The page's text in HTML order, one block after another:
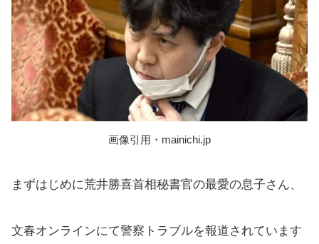
画像引用・mainichi.jp
まずはじめに荒井勝喜首相秘書官の最愛の息子さん、
文春オンラインにて警察トラブルを報道されています